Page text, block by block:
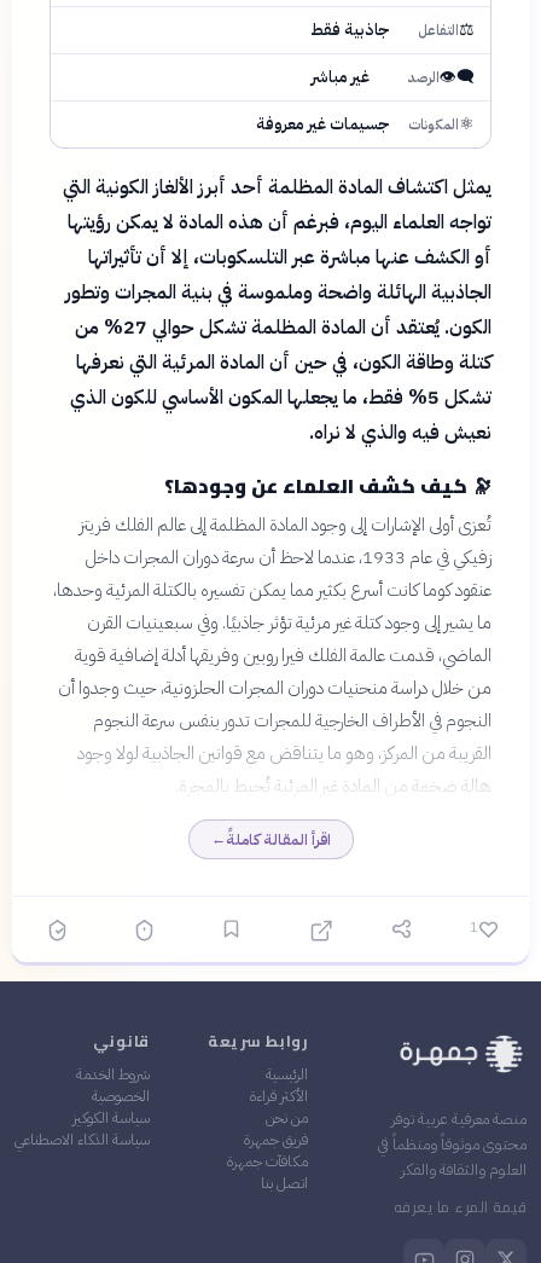
⚖️التفاعل
جاذبية فقط
👁️‍🗨️الرصد
غير مباشر
⚛️المكونات جسيمات غير معروفة
يمثل اكتشاف المادة المظلمة أحد أبرز الألغاز الكونية التي
تواجه العلماء اليوم، فبرغم أن هذه المادة لا يمكن رؤيتها
أو الكشف عنها مباشرة عبر التلسكوبات، إلا أن تأثيراتها
الجاذبية الهائلة واضحة وملموسة في بنية المجرات وتطور
الكون. يُعتقد أن المادة المظلمة تشكل حوالي 27% من
كتلة وطاقة الكون، في حين أن المادة المرئية التي نعرفها
تشكل 5% فقط، ما يجعلها المكون الأساسي للكون الذي
نعيش فيه والذي لا نراه.
🔭 كيف كشف العلماء عن وجودها؟
تُعزى أولى الإشارات إلى وجود المادة المظلمة إلى عالم الفلك فريتز
زفيكي في عام 1933، عندما لاحظ أن سرعة دوران المجرات داخل
عنقود كوما كانت أسرع بكثير مما يمكن تفسيره بالكتلة المرئية وحدها،
ما يشير إلى وجود كتلة غير مرئية تؤثر جاذبيًا. وفي سبعينيات القرن
الماضي، قدمت عالمة الفلك فيرا روبين وفريقها أدلة إضافية قوية
من خلال دراسة منحنيات دوران المجرات الحلزونية، حيث وجدوا أن
النجوم في الأطراف الخارجية للمجرات تدور بنفس سرعة النجوم
القريبة من المركز، وهو ما يتناقض مع قوانين الجاذبية لولا وجود
هالة ضخمة من المادة غير المرئية تُحيط بالمجرة.
اقرأ المقالة كاملةً←
1
منصة معرفية عربية توفر
محتوى موثوقاً ومنظماً في
العلوم والثقافة والفكر
قيمة المرء ما يعرفه
روابط سريعة
الرئيسية
الأكثر قراءة
من نحن
فريق جمهرة
مكافآت جمهرة
اتصل بنا
قانوني
شروط الخدمة
الخصوصية
سياسة الكوكيز
سياسة الذكاء الاصطناعي